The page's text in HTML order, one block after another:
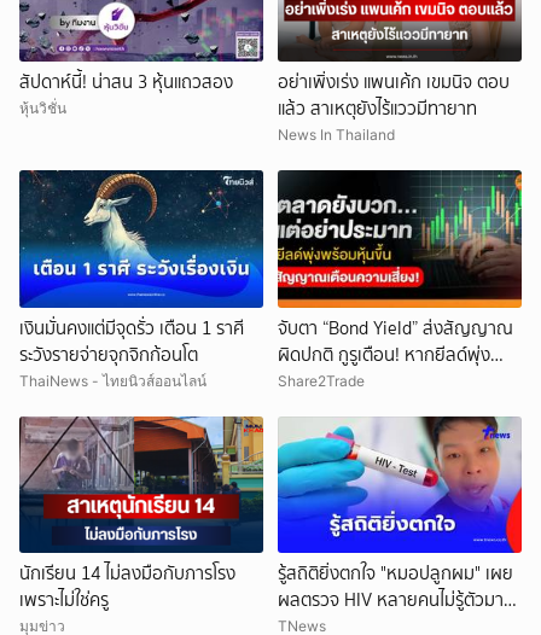
สัปดาห์นี้! น่าสน 3 หุ้นแถวสอง
หุ้นวิชั่น
อย่าเพิ่งเร่ง แพนเค้ก เขมนิจ ตอบ
แล้ว สาเหตุยังไร้แววมีทายาท
News In Thailand
เงินมั่นคงแต่มีจุดรั่ว เตือน 1 ราศี
ระวังรายจ่ายจุกจิกก้อนโต
ThaiNews - ไทยนิวส์ออนไลน์
จับตา “Bond Yield” ส่งสัญญาณ
ผิดปกติ กูรูเตือน! หากยีลด์พุ่ง
พร้อมหุ้นขึ้น แรงกระแทกตลาดอาจ
Share2Trade
นักเรียน 14 ไม่ลงมือกับภารโรง
เพราะไม่ใช่ครู
มุมข่าว
รู้สถิติยิ่งตกใจ "หมอปลูกผม" เผย
ผลตรวจ HIV หลายคนไม่รู้ตัวมา
ก่อน
TNews
ยกเลิก